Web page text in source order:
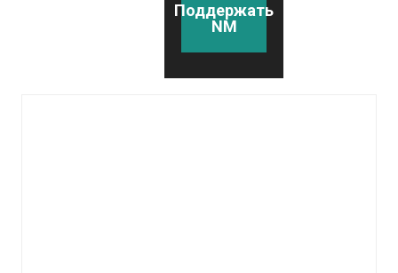
Поддержать
NM